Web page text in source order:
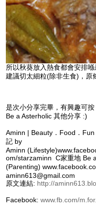
所以秋葵放入熱食都會安排
建議切太細粒(除非生食)，原
是次小分享完畢，有興趣可
Be a Asterholic 其他分享 :)
Aminn | Beauty．Food．
記 by
Aminn
om/starzaminn C家重地 Be
(Parenting)
aminn613@gmail.com
原文連結: http://
Facebook: www.fb.com/